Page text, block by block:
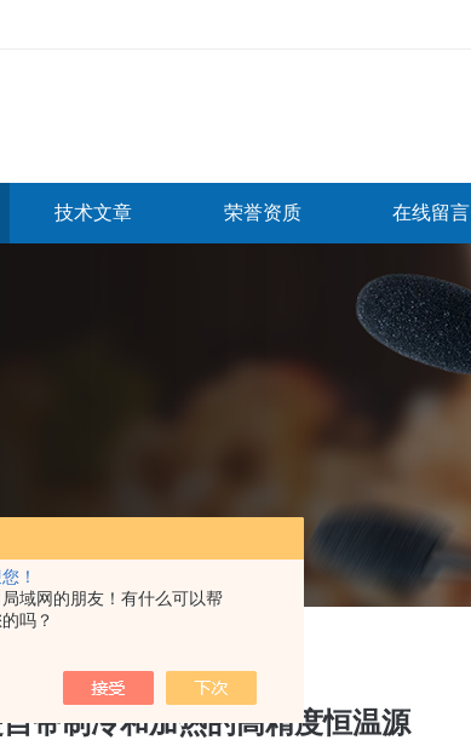
！
域网的朋友！有什么可以帮
吗？
技术文章 荣誉资质 在线留言
带制冷和加热的高精度恒温源